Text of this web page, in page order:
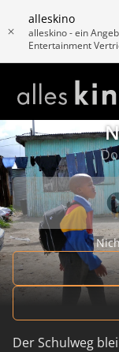
alleskino
alleskino - ein
Entertainment
Der Schulweg